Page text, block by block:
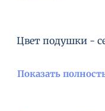
Цвет подушки -
Показать